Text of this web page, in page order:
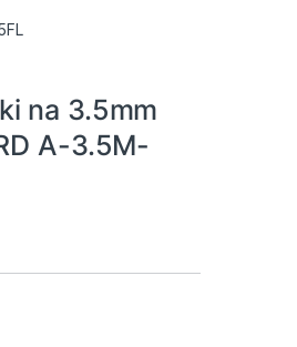
na 3.5mm
A-3.5M-